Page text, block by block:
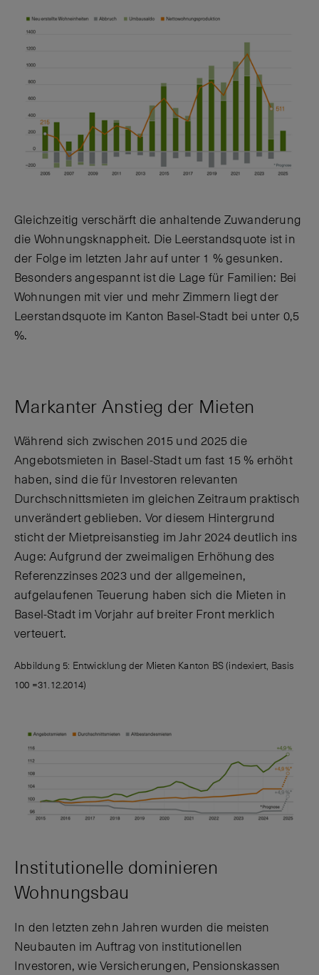
Gleichzeitig verschärft die anhaltende Zuwanderung
die Wohnungsknappheit. Die Leerstandsquote ist in
der Folge im letzten Jahr auf unter 1 % gesunken.
Besonders angespannt ist die Lage für Familien: Bei
Wohnungen mit vier und mehr Zimmern liegt der
Leerstandsquote im Kanton Basel-Stadt bei unter 0,5
%.
Markanter Anstieg der Mieten
Während sich zwischen 2015 und 2025 die
Angebotsmieten in Basel-Stadt um fast 15 % erhöht
haben, sind die für Investoren relevanten
Durchschnittsmieten im gleichen Zeitraum praktisch
unverändert geblieben. Vor diesem Hintergrund
sticht der Mietpreisanstieg im Jahr 2024 deutlich ins
Auge: Aufgrund der zweimaligen Erhöhung des
Referenzzinses 2023 und der allgemeinen,
aufgelaufenen Teuerung haben sich die Mieten in
Basel-Stadt im Vorjahr auf breiter Front merklich
verteuert.
Abbildung 5: Entwicklung der Mieten Kanton BS (indexiert, Basis
100 =31.12.2014)
Institutionelle dominieren
Wohnungsbau
In den letzten zehn Jahren wurden die meisten
Neubauten im Auftrag von institutionellen
Investoren, wie Versicherungen, Pensionskassen